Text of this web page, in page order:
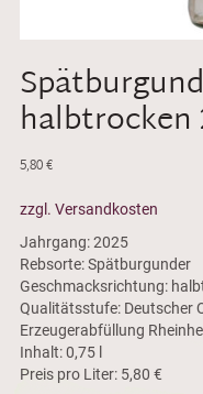
halbtrocken
5,80€
zzgl. Versandkosten
Jahrgang: 2025
Rebsorte: Spätburgunder
Geschmacksrichtung:
Qualitätsstufe: Deutscher
Erzeugerabfüllung
Inhalt: 0,75 l
Preis pro Liter: 5,80 €